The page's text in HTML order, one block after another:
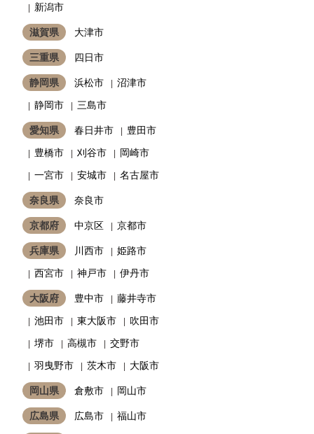
新潟市
滋賀県 大津市
三重県 四日市
静岡県 浜松市
沼津市
静岡市
三島市
愛知県 春日井市
豊田市
豊橋市
刈谷市
岡崎市
一宮市
安城市 名古屋市
奈良県 奈良市
京都府 中京区 京都市
兵庫県 川西市
姫路市
西宮市
神戸市 伊丹市
大阪府 豊中市
藤井寺市
池田市
東大阪市
吹田市
堺市
高槻市
交野市
羽曳野市
茨木市 大阪市
岡山県 倉敷市 岡山市
広島県 広島市 福山市